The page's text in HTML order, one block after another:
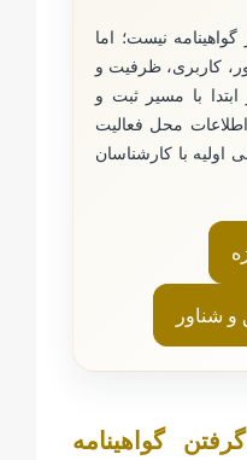
نیست؛ اما
کاربری، ظرفیت و
ابتدا با مسیر ثبت و
محل فعالیت
اولیه با کارشناسان
شناور
گواهینامه